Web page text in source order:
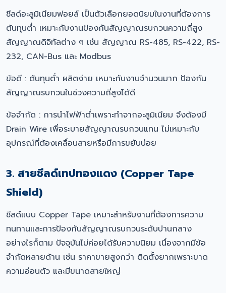
ชีลด์อะลูมิเนียมฟอยล์ เป็นตัวเลือกยอดนิยมในงานที่ต้องการ
ต้นทุนต่ำ เหมาะกับงานป้องกันสัญญาณรบกวนความถี่สูง
สัญญาณดิจิทัลต่าง ๆ เช่น สัญญาณ RS-485, RS-422, RS-
232, CAN-Bus และ Modbus
ข้อดี : ต้นทุนต่ำ ผลิตง่าย เหมาะกับงานจำนวนมาก ป้องกัน
สัญญาณรบกวนในช่วงความถี่สูงได้ดี
ข้อจำกัด : การนำไฟฟ้าต่ำเพราะทำจากอะลูมิเนียม จึงต้องมี
Drain Wire เพื่อระบายสัญญาณรบกวนแทน ไม่เหมาะกับ
อุปกรณ์ที่ต้องเคลื่อนสายหรือมีการขยับบ่อย
3. สายชีลด์เทปทองแดง (Copper Tape
Shield)
ชีลด์แบบ Copper Tape เหมาะสำหรับงานที่ต้องการความ
ทนทานและการป้องกันสัญญาณรบกวนระดับปานกลาง
อย่างไรก็ตาม ปัจจุบันไม่ค่อยได้รับความนิยม เนื่องจากมีข้อ
จำกัดหลายด้าน เช่น ราคาขายสูงกว่า ติดตั้งยากเพราะขาด
ความอ่อนตัว และมีขนาดสายใหญ่